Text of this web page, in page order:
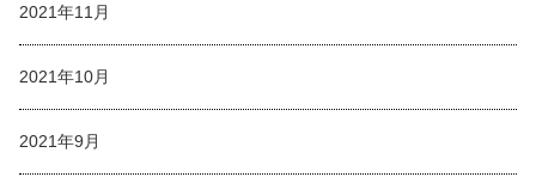
2021年11月
2021年10月
2021年9月